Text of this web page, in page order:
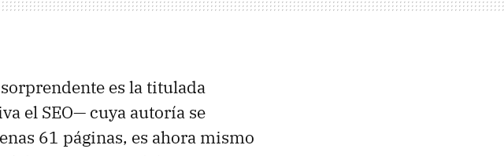
es la titulada
el SEO— cuya autoría se
61 páginas, es ahora mismo